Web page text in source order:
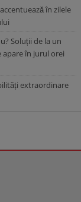
în zilele
Soluții de la un
în jurul orei
extraordinare